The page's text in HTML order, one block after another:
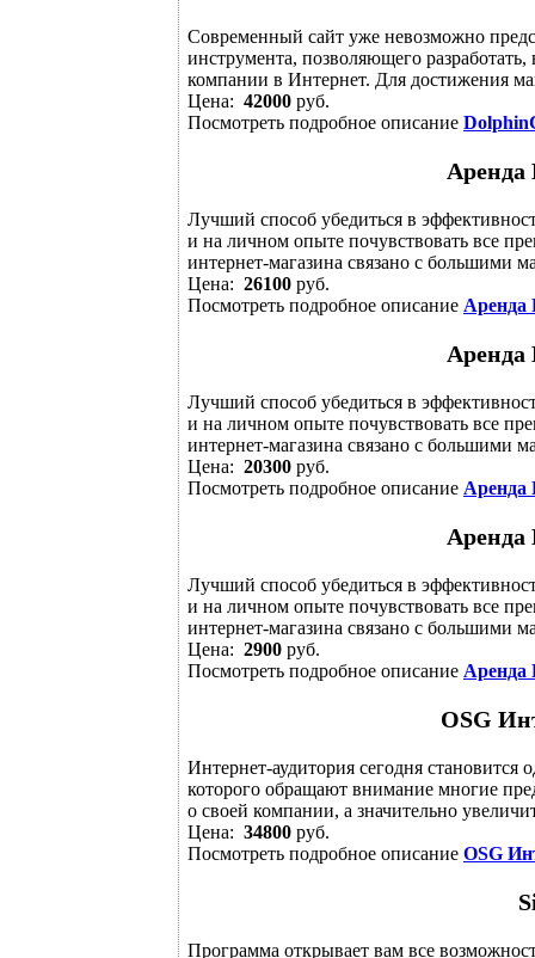
Современный сайт уже невозможно
инструмента, позволяющего
компании в Интернет. Для достижения
Цена: 42000 руб.
Посмотреть подробное описание
Аренда
Лучший способ убедиться в
и на личном опыте почувствовать все
интернет-магазина связано с большими
Цена: 26100 руб.
Посмотреть подробное описание Аренда
Аренда
Лучший способ убедиться в
и на личном опыте почувствовать все
интернет-магазина связано с большими
Цена: 20300 руб.
Посмотреть подробное описание Аренда
Аренда
Лучший способ убедиться в
и на личном опыте почувствовать все
интернет-магазина связано с большими
Цена: 2900 руб.
Посмотреть подробное описание Аренда
OSG
Интернет-аудитория сегодня
которого обращают внимание многие
о своей компании, а значительно
Цена: 34800 руб.
Посмотреть подробное описание OSG
Программа открывает вам все